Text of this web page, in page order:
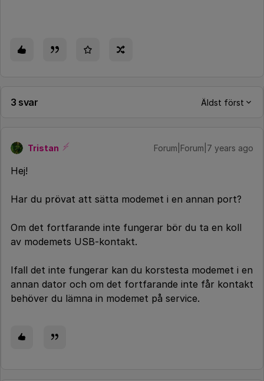
3 svar Äldst först
Tristan Forum|Forum|7 years ago
Hej!
Har du prövat att sätta modemet i en annan port?
Om det fortfarande inte fungerar bör du ta en koll
av modemets USB-kontakt.
Ifall det inte fungerar kan du korstesta modemet i en
annan dator och om det fortfarande inte får kontakt
behöver du lämna in modemet på service.